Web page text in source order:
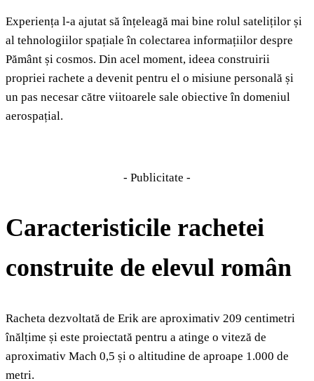
Experiența l-a ajutat să înțeleagă mai bine rolul sateliților și
al tehnologiilor spațiale în colectarea informațiilor despre
Pământ și cosmos. Din acel moment, ideea construirii
propriei rachete a devenit pentru el o misiune personală și
un pas necesar către viitoarele sale obiective în domeniul
aerospațial.
- Publicitate -
Caracteristicile rachetei
construite de elevul român
Racheta dezvoltată de Erik are aproximativ 209 centimetri
înălțime și este proiectată pentru a atinge o viteză de
aproximativ Mach 0,5 și o altitudine de aproape 1.000 de
metri.